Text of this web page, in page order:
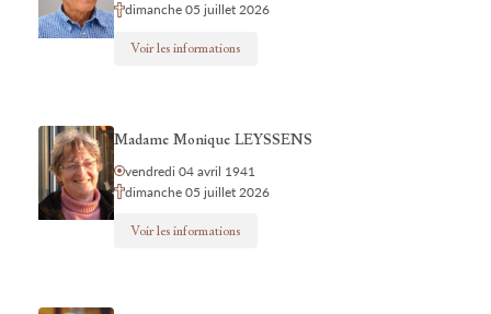
dimanche 05 juillet 2026
Voir les informations
Madame Monique LEYSSENS
vendredi 04 avril 1941
dimanche 05 juillet 2026
Voir les informations